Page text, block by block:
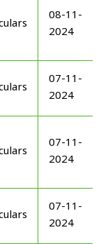
08-11-
2024
07-11-
2024
07-11-
2024
07-11-
2024